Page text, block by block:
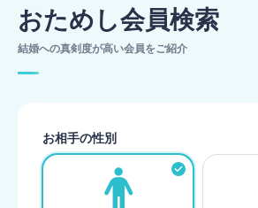
おためし会員検索
結婚への真剣度が高い会員をご紹介
お相手の性別